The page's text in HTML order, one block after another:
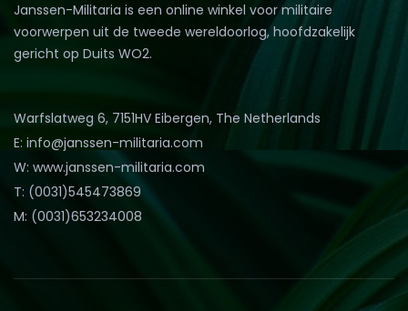
Janssen-Militaria is een online winkel voor militaire
voorwerpen uit de tweede wereldoorlog, hoofdzakelijk
gericht op Duits WO2.
Warfslatweg 6, 7151HV Eibergen, The Netherlands
E: info@janssen-militaria.com
W: www.janssen-militaria.com
T: (0031)545473869
M: (0031)653234008